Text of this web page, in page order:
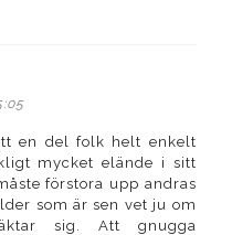
en del folk helt enkelt
mycket elände i sitt
förstora upp andras
som är sen vet ju om
sig. Att gnugga